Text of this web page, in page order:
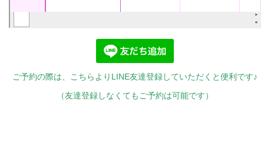
ご予約の際は、こちらよりLINE友達登録していただくと便利です♪
（友達登録しなくてもご予約は可能です）